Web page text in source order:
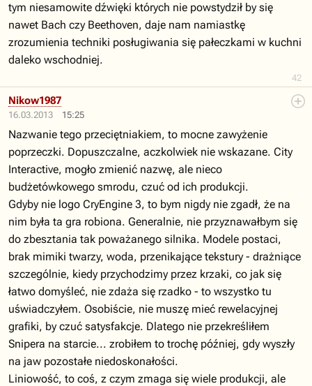
42
tym niesamowite dźwięki których nie powstydził by się
nawet Bach czy Beethoven, daje nam namiastkę
zrozumienia techniki posługiwania się pałeczkami w kuchni
daleko wschodniej.
16.03.2013 15:25
Nikow1987
Nazwanie tego przeciętniakiem, to mocne zawyżenie
poprzeczki. Dopuszczalne, aczkolwiek nie wskazane. City
Interactive, mogło zmienić nazwę, ale nieco
budżetówkowego smrodu, czuć od ich produkcji.
Gdyby nie logo CryEngine 3, to bym nigdy nie zgadł, że na
nim była ta gra robiona. Generalnie, nie przyznawałbym się
do zbesztania tak poważanego silnika. Modele postaci,
brak mimiki twarzy, woda, przenikające tekstury - drażniące
szczególnie, kiedy przychodzimy przez krzaki, co jak się
łatwo domyśleć, nie zdaża się rzadko - to wszystko tu
uświadczyłem. Osobiście, nie muszę mieć rewelacyjnej
grafiki, by czuć satysfakcje. Dlatego nie przekreśliłem
Snipera na starcie... zrobiłem to trochę później, gdy wyszły
na jaw pozostałe niedoskonałości.
Liniowość, to coś, z czym zmaga się wiele produkcji, ale